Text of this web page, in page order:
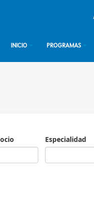
INICIO PROGRAMAS
Especialidad